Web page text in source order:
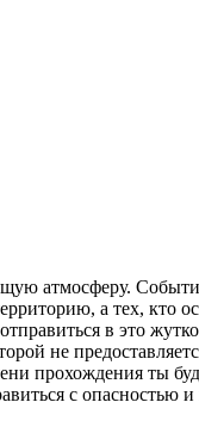
атмосферу.
а тех, кто
в это
не
прохождения ты
с опасностью и